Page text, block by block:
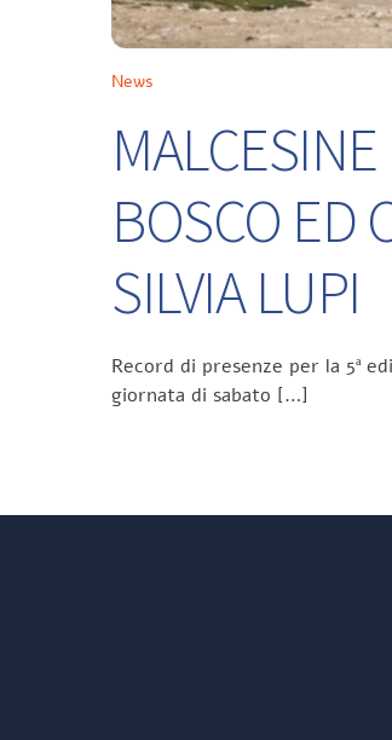
News
BOSCO ED
SILVIA LUPI
Record di presenze per la 5ª
giornata di sabato […]